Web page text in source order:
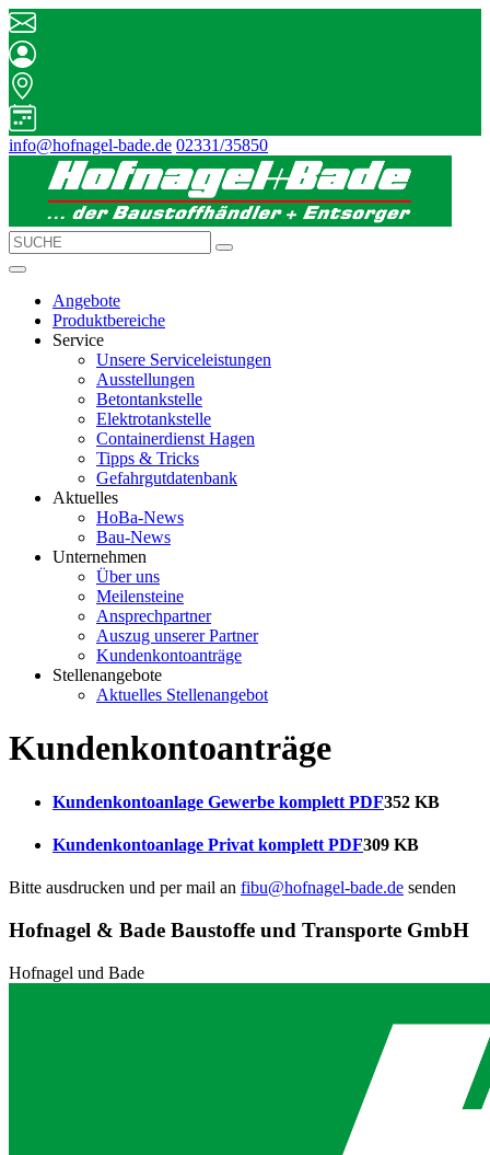
info@hofnagel-bade.de 02331/35850
Angebote
Produktbereiche
Service
Unsere Serviceleistungen
Ausstellungen
Betontankstelle
Elektrotankstelle
Containerdienst Hagen
Tipps & Tricks
Gefahrgutdatenbank
Aktuelles
HoBa-News
Bau-News
Unternehmen
Über uns
Meilensteine
Ansprechpartner
Auszug unserer Partner
Kundenkontoanträge
Stellenangebote
Aktuelles Stellenangebot
Kundenkontoanträge
Kundenkontoanlage Gewerbe komplett PDF352 KB
Kundenkontoanlage Privat komplett PDF309 KB
Bitte ausdrucken und per mail an fibu@hofnagel-bade.de senden
Hofnagel & Bade Baustoffe und Transporte GmbH
Hofnagel und Bade